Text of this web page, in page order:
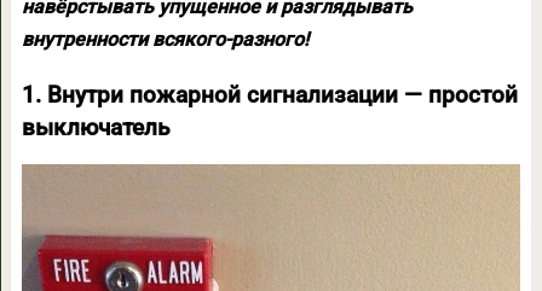
навёрстывать упущенное и разглядывать
внутренности всякого-разного!
1. Внутри пожарной сигнализации — простой
выключатель